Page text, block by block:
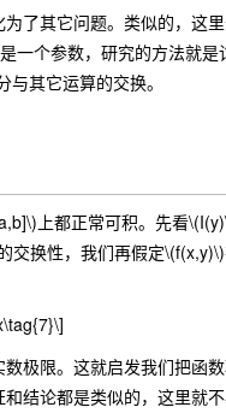
其它问题。类似的，这
一个参数，研究的方法就
其它运算的交换。
上都正常可积。先看
换性，我们再假定\(f(x,y)\)
极限。这就启发我们把函
和结论都是类似的，这里就